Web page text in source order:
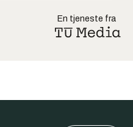
En tjeneste fra